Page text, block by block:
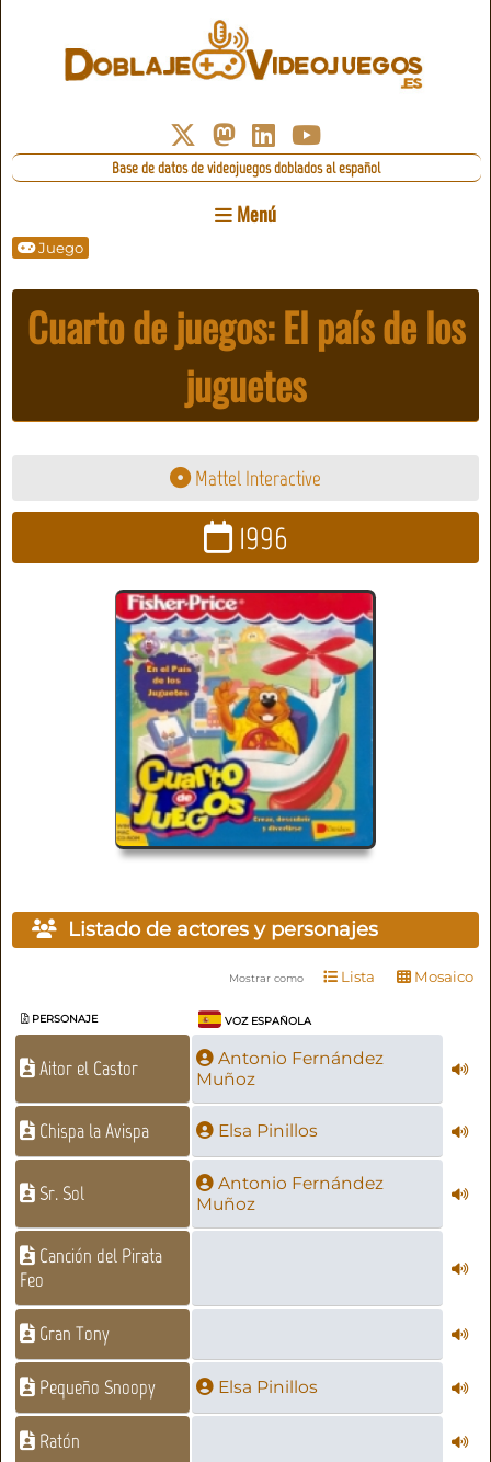
Base de datos de videojuegos doblados al español
Menú
Juego
Cuarto de juegos: El país de los
juguetes
Mattel Interactive
1996
Listado de actores y personajes
Mostrar como Lista Mosaico
PERSONAJE VOZ ESPAÑOLA
Aitor el Castor
Antonio Fernández
Muñoz
Chispa la Avispa Elsa Pinillos
Sr. Sol
Antonio Fernández
Muñoz
Canción del Pirata
Feo
Gran Tony
Pequeño Snoopy Elsa Pinillos
Ratón